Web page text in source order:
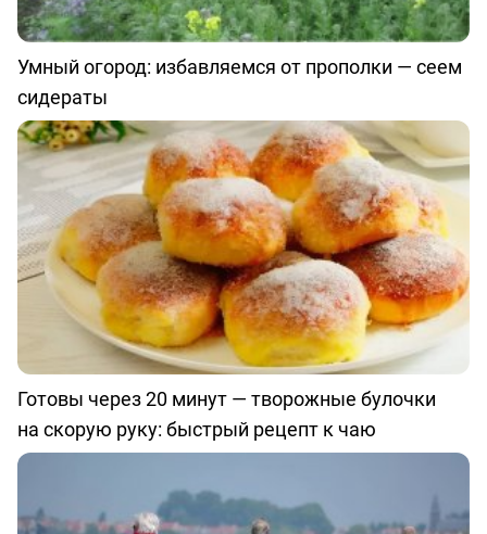
Умный огород: избавляемся от прополки — сеем
сидераты
Готовы через 20 минут — творожные булочки
на скорую руку: быстрый рецепт к чаю